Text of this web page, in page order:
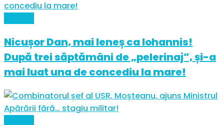
Nicușor Dan, mai leneș ca Iohannis!
După trei săptămâni de „pelerinaj”, și-a
mai luat una de concediu la mare!